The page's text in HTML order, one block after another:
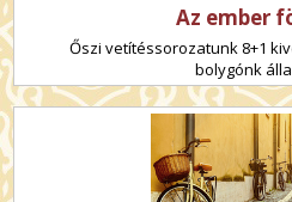
Az ember
Őszi vetítéssorozatunk 8+1
bolygónk